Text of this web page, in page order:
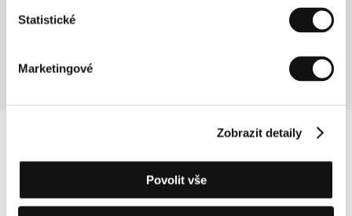
Statistické
Marketingové
Zobrazit detaily
Povolit vše